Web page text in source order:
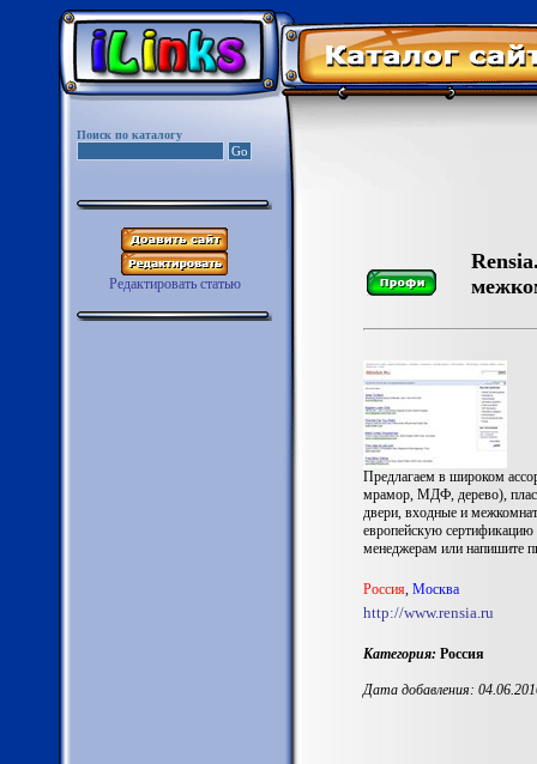
Поиск по каталогу
Редактировать статью
Предлагаем в широком
мрамор, МДФ, дерево),
двери, входные и
европейскую сертификацию
менеджерам или напишите
Россия, Москва
http://www.rensia.ru
Категория: Россия
Дата добавления: